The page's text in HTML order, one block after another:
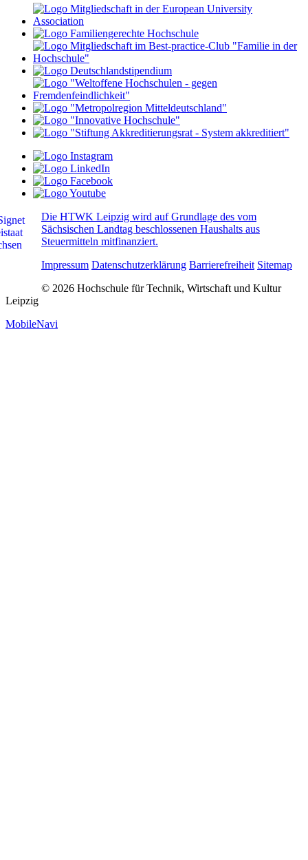
Die HTWK Leipzig wird auf Grundlage des vom
Sächsischen Landtag beschlossenen Haushalts aus
Steuermitteln mitfinanziert.
Impressum Datenschutzerklärung Barrierefreiheit Sitemap
© 2026 Hochschule für Technik, Wirtschaft und Kultur
Leipzig
MobileNavi